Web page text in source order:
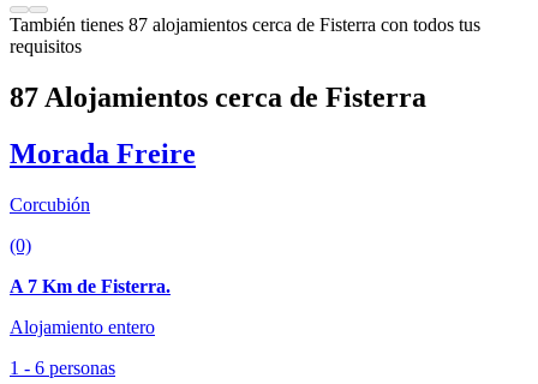
También tienes 87 alojamientos cerca de Fisterra con todos tus
requisitos
87 Alojamientos cerca de Fisterra
Morada Freire
Corcubión
(0)
A 7 Km de Fisterra.
Alojamiento entero
1 - 6 personas